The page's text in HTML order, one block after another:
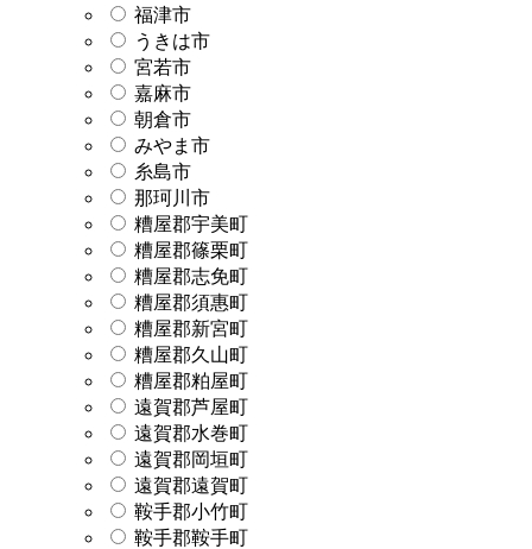
福津市
うきは市
宮若市
嘉麻市
朝倉市
みやま市
糸島市
那珂川市
糟屋郡宇美町
糟屋郡篠栗町
糟屋郡志免町
糟屋郡須惠町
糟屋郡新宮町
糟屋郡久山町
糟屋郡粕屋町
遠賀郡芦屋町
遠賀郡水巻町
遠賀郡岡垣町
遠賀郡遠賀町
鞍手郡小竹町
鞍手郡鞍手町